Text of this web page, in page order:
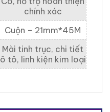
chính xác
Cuộn – 21mm*45M
Mài tinh trục, chi tiết
ô tô, linh kiện kim loại